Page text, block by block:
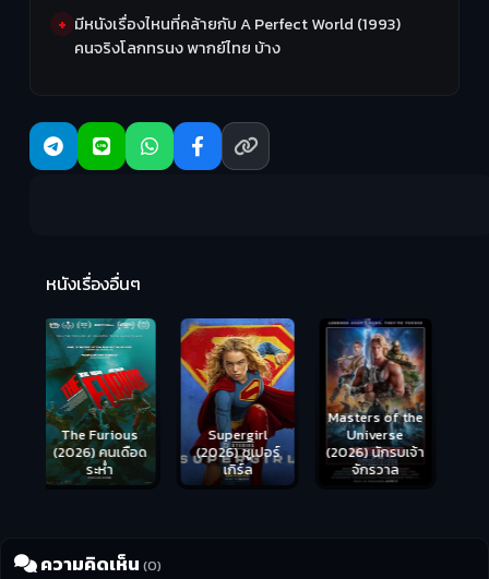
มีหนังเรื่องไหนที่คล้ายกับ A Perfect World (1993)
คนจริงโลกทรนง พากย์ไทย บ้าง
หนังเรื่องอื่นๆ
Supergirl
(2026) ซูเปอร์
เกิร์ล
Masters of the
Universe
(2026) นักรบเจ้า
จักรวาล
Hungry (2026)
มันเด้งขึ้นมาแดก
ความคิดเห็น (0)